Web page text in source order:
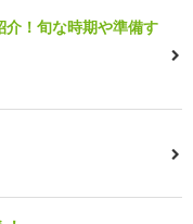
！旬な時期や準備す